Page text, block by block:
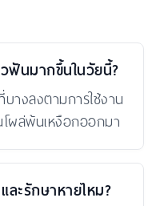
ฟันมากขึ้นในวัยนี้?
างลงตามการใช้งาน
ผล่พ้นเหงือกออกมา
ละรักษาหายไหม?